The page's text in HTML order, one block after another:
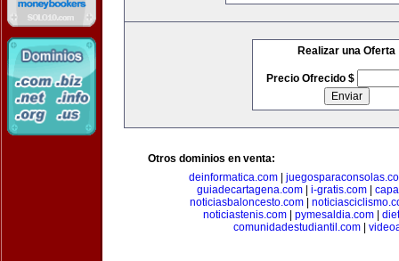
Realizar una Oferta
Precio Ofrecido $
Otros dominios en venta:
deinformatica.com
guiadecartagena.com| i-gratis.com|
noticiasbaloncesto.com
noticiastenis.com
pymesaldia.com
comunidadestudiantil.com